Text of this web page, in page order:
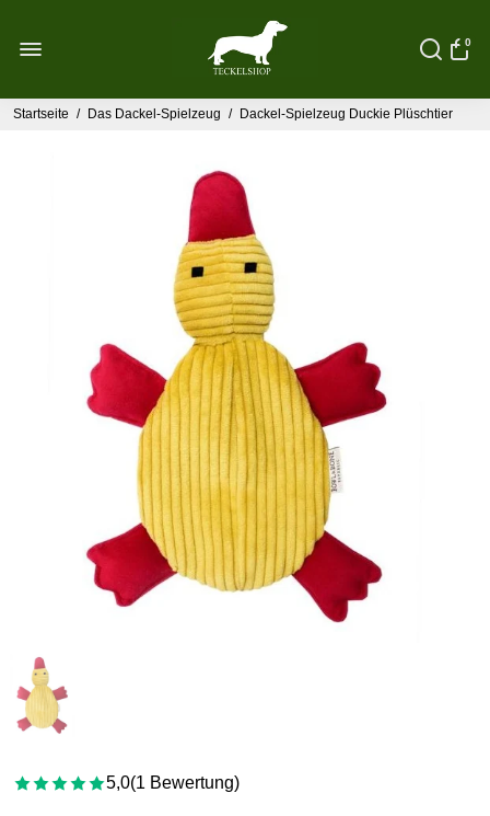
0
Startseite / Das Dackel-Spielzeug / Dackel-Spielzeug Duckie Plüschtier
5,0(1 Bewertung)